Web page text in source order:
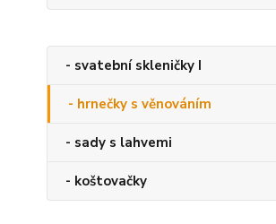
- svatební skleničky I
- hrnečky s věnováním
- sady s lahvemi
- koštovačky